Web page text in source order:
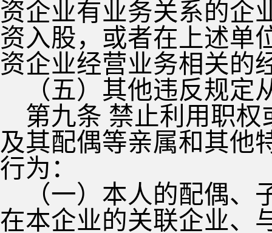
资企业有业务关系的企
资入股，或者在上述单
资企业经营业务相关的
（五）其他违反规
第九条 禁止利用职
及其配偶等亲属和其他
行为：
（一）本人的配偶
在本企业的关联企业、